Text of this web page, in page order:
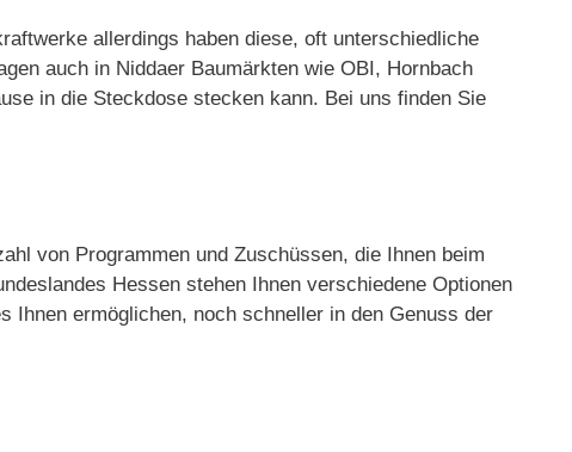
allerdings haben diese, oft unterschiedliche
auch in Niddaer Baumärkten wie OBI, Hornbach
in die Steckdose stecken kann. Bei uns finden Sie
von Programmen und Zuschüssen, die Ihnen beim
Hessen stehen Ihnen verschiedene Optionen
Ihnen ermöglichen, noch schneller in den Genuss der